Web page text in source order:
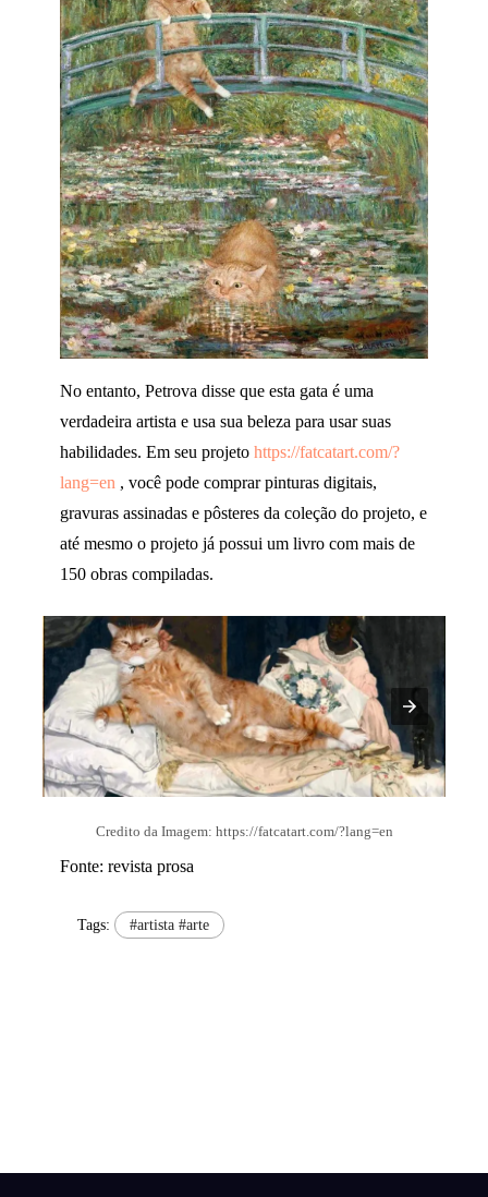
No entanto, Petrova disse que esta gata é uma
verdadeira artista e usa sua beleza para usar suas
habilidades. Em seu projeto https://fatcatart.com/?
lang=en , você pode comprar pinturas digitais,
gravuras assinadas e pôsteres da coleção do projeto, e
até mesmo o projeto já possui um livro com mais de
150 obras compiladas.
Credito da Imagem: https://fatcatart.com/?lang=en
Fonte: revista prosa
Tags: #artista #arte